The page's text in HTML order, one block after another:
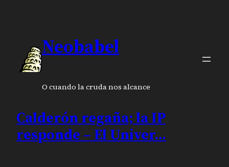
Neobabel
O cuando la cruda nos alcance
Calderón regaña; la IP
responde – El Univer…